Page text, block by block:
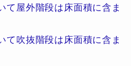
て屋外階段は床面積に含ま
て吹抜階段は床面積に含ま